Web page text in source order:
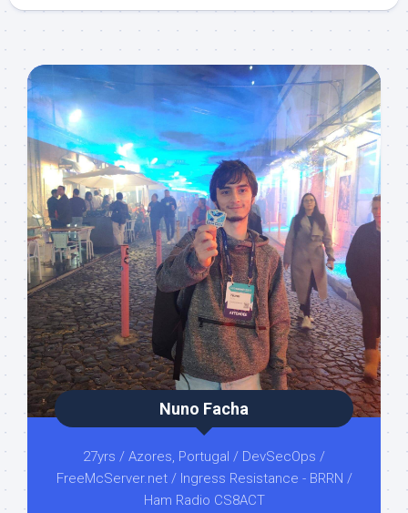
Nuno Facha
27yrs / Azores, Portugal / DevSecOps /
FreeMcServer.net / Ingress Resistance - BRRN /
Ham Radio CS8ACT